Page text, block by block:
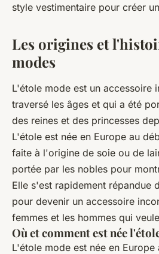
style vestimentaire pour créer
Les origines et
modes
L'étole mode est un accessoire
traversé les âges et qui a été
des reines et des princesses
L'étole est née en Europe au
faite à l'origine de soie ou de
portée par les nobles pour
Elle s'est rapidement répandue
pour devenir un accessoire
femmes et les hommes qui
Où et comment est née
L'étole mode est née en Europe